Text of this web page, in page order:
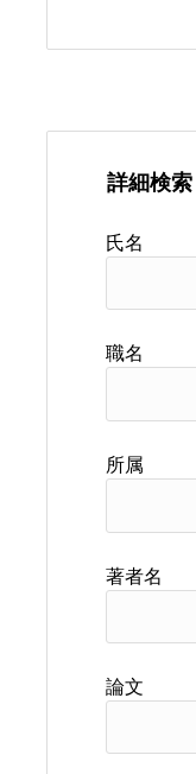
詳細検索
氏名
職名
所属
著者名
論文